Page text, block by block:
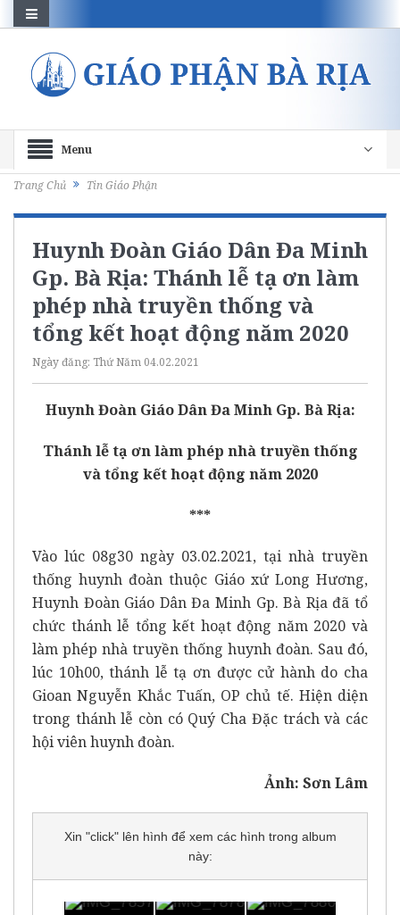
Menu
Trang Chủ Tin Giáo Phận
Huynh Đoàn Giáo Dân Đa Minh
Gp. Bà Rịa: Thánh lễ tạ ơn làm
phép nhà truyền thống và
tổng kết hoạt động năm 2020
Ngày đăng: Thứ Năm 04.02.2021
Huynh Đoàn Giáo Dân Đa Minh Gp. Bà Rịa:
Thánh lễ tạ ơn làm phép nhà truyền thống
và tổng kết hoạt động năm 2020
***
Vào lúc 08g30 ngày 03.02.2021, tại nhà truyền
thống huynh đoàn thuộc Giáo xứ Long Hương,
Huynh Đoàn Giáo Dân Đa Minh Gp. Bà Rịa đã tổ
chức thánh lễ tổng kết hoạt động năm 2020 và
làm phép nhà truyền thống huynh đoàn. Sau đó,
lúc 10h00, thánh lễ tạ ơn được cử hành do cha
Gioan Nguyễn Khắc Tuấn, OP chủ tế. Hiện diện
trong thánh lễ còn có Quý Cha Đặc trách và các
hội viên huynh đoàn.
Ảnh: Sơn Lâm
Xin "click" lên hình để xem các hình trong album
này: